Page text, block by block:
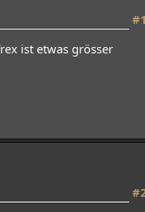
ist etwas grösser